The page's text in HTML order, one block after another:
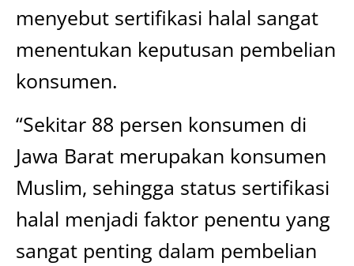
menyebut sertifikasi halal sangat
menentukan keputusan pembelian
konsumen.
“Sekitar 88 persen konsumen di
Jawa Barat merupakan konsumen
Muslim, sehingga status sertifikasi
halal menjadi faktor penentu yang
sangat penting dalam pembelian